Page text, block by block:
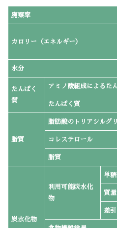
廃棄率
カロリー（エネルギー）
水分
たんぱく
質
アミノ酸組成によるた
たんぱく質
脂質
脂肪酸のトリアシルグ
コレステロール
脂質
炭水化物
利用可能炭水化
物
単
質
差